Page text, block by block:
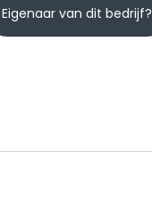
Eigenaar van dit bedrijf?